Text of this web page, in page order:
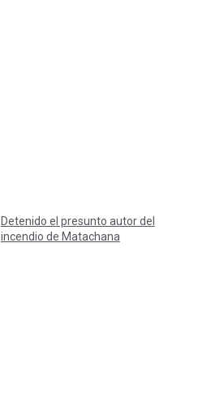
Detenido el presunto autor del
incendio de Matachana